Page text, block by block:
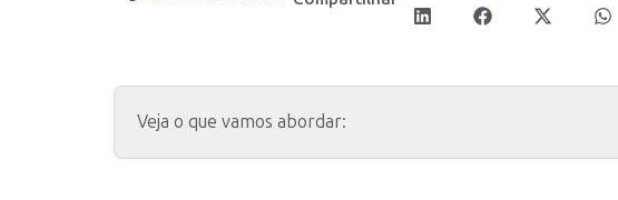
Veja o que vamos abordar: